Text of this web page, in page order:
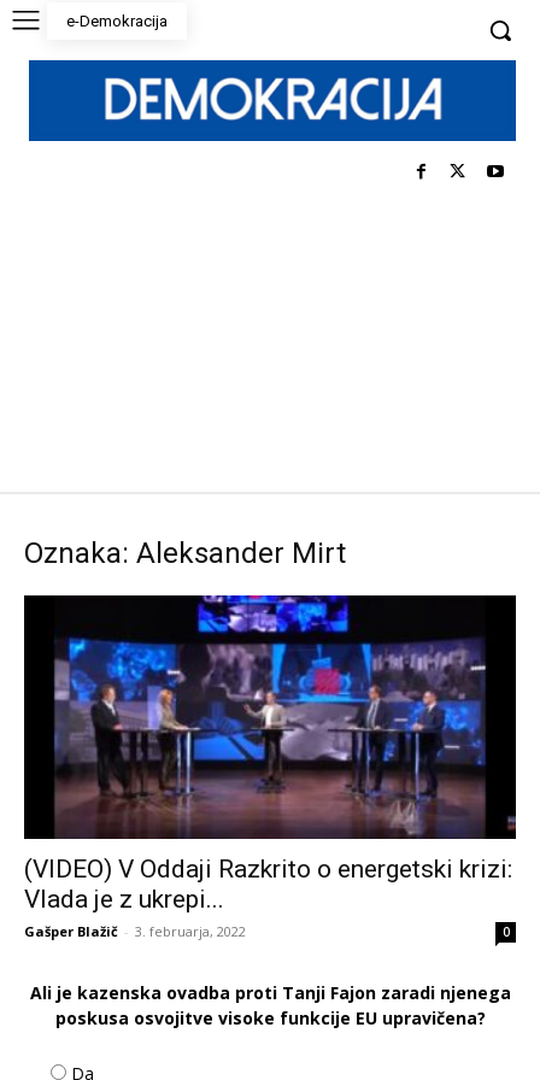
e-Demokracija
Oznaka: Aleksander Mirt
(VIDEO) V Oddaji Razkrito o energetski krizi:
Vlada je z ukrepi...
Gašper Blažič - 3. februarja, 2022 0
Ali je kazenska ovadba proti Tanji Fajon zaradi njenega
poskusa osvojitve visoke funkcije EU upravičena?
Da